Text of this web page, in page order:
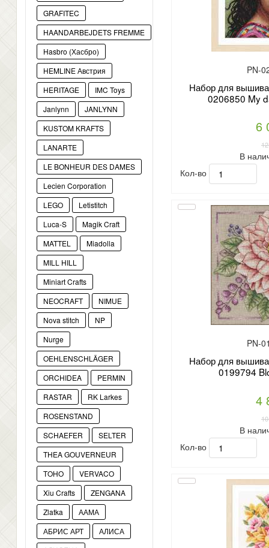
GRAFITEC
HAANDARBEJDETS FREMME
Hasbro (Хасбро)
HEMLINE Австрия
HERITAGE
IMC Toys
Janlynn
JANLYNN
KUSTOM KRAFTS
LANARTE
LE BONHEUR DES DAMES
Lecien Corporation
LEGO
Letistitch
Luca-S
Magik Craft
MATTEL
Miadolla
MILL HILL
Miniart Crafts
NEOCRAFT
NIMUE
Nova stitch
NP
Nurge
OEHLENSCHLÄGER
ORCHIDEA
PERMIN
RASTAR
RK Larkes
ROSENSTAND
SCHAEFER
SELTER
THEA GOUVERNEUR
TOHO
VERVACO
Xiu Crafts
ZENGANA
Zlatka
ААМА
АБРИС АРТ
АЛИСА
PN-
Набор для
0206850 My
6
В
Кол-во
PN-
Набор для
0199794
4
В
Кол-во